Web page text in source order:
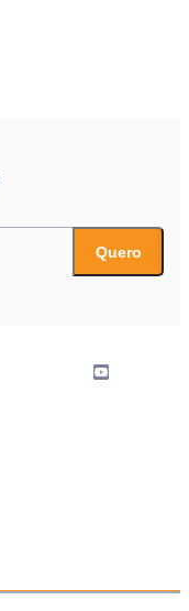
Quero